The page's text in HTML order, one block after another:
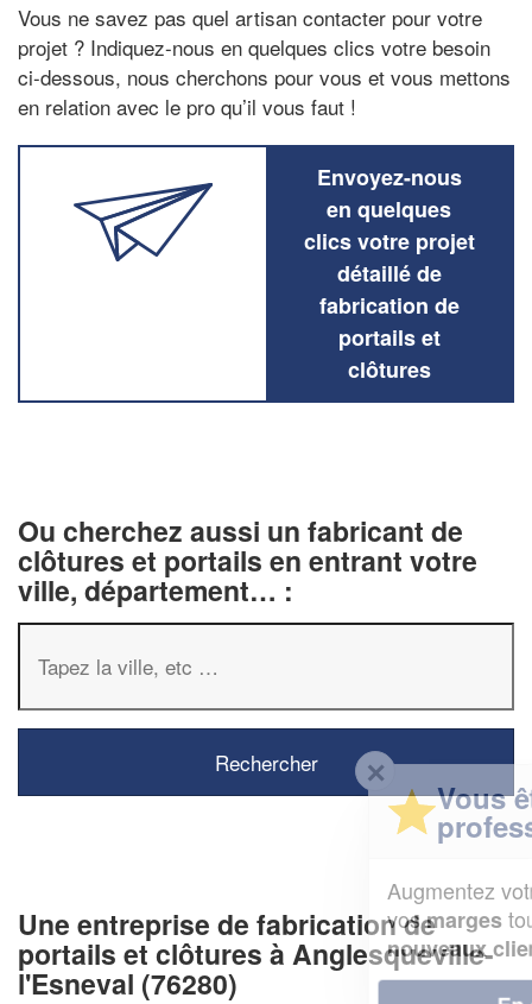
Vous ne savez pas quel artisan contacter pour votre
projet ? Indiquez-nous en quelques clics votre besoin
ci-dessous, nous cherchons pour vous et vous mettons
en relation avec le pro qu’il vous faut !
Envoyez-nous
en quelques
clics votre projet
détaillé de
fabrication de
portails et
clôtures
Ou cherchez aussi un fabricant de
clôtures et portails en entrant votre
ville, département… :
Une entreprise de fabrication de
portails et clôtures à Anglesqueville-
l'Esneval (76280)
Vous êtes un
professionnel ?
chiffre d'affaireset
vosmargestout en gagnant de
nouveaux clients!